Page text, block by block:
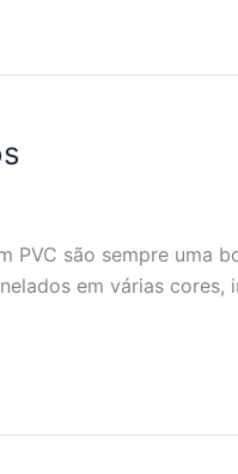
PVC são sempre uma
em várias